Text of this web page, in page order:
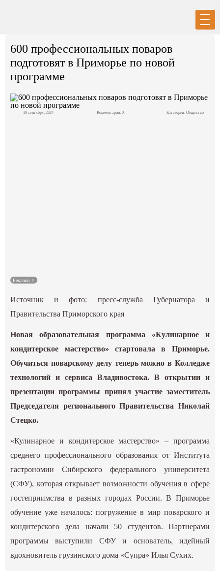
ГИД
600 профессиональных поваров
подготовят в Приморье по новой
программе
10 сентября, 2024 Комментарии: 0 Категория: Общество
Реклама
Источник и фото: пресс-служба Губернатора и
Правительства Приморского края
Новая образовательная программа «Кулинарное и
кондитерское мастерство» стартовала в Приморье.
Обучиться поварскому делу теперь можно в Колледже
технологий и сервиса Владивостока. В открытии и
презентации программы принял участие заместитель
Председателя регионального Правительства Николай
Стецко.
«Кулинарное и кондитерское мастерство» – программа
среднего профессионального образования от Института
гастрономии Сибирского федерального университета
(СФУ), которая открывает возможности обучения в сфере
гостеприимства в разных городах России. В Приморье
обучение уже началось: погружение в мир поварского и
кондитерского дела начали 50 студентов. Партнерами
программы выступили СФУ и основатель, идейный
вдохновитель грузинского дома «Супра» Илья Сухих.